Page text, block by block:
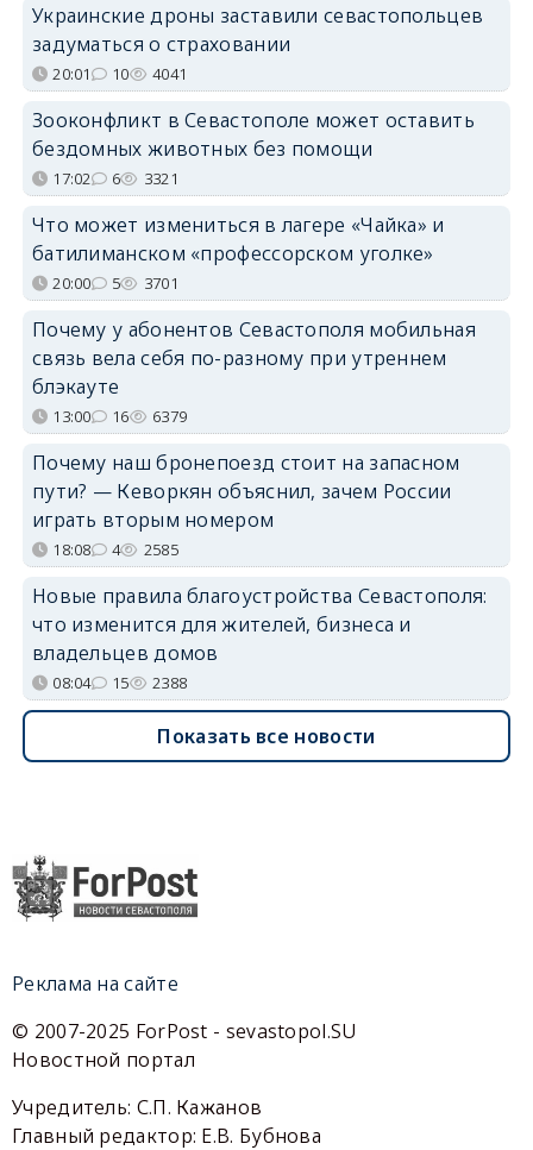
Украинские дроны заставили севастопольцев
задуматься о страховании
20:01 10 4041
Зооконфликт в Севастополе может оставить
бездомных животных без помощи
17:02 6 3321
Что может измениться в лагере «Чайка» и
батилиманском «профессорском уголке»
20:00 5 3701
Почему у абонентов Севастополя мобильная
связь вела себя по-разному при утреннем
блэкауте
13:00 16 6379
Почему наш бронепоезд стоит на запасном
пути? — Кеворкян объяснил, зачем России
играть вторым номером
18:08 4 2585
Новые правила благоустройства Севастополя:
что изменится для жителей, бизнеса и
владельцев домов
08:04 15 2388
Показать все новости
Реклама на сайте
© 2007-2025 ForPost - sevastopol.SU
Новостной портал
Учредитель: С.П. Кажанов
Главный редактор: Е.В. Бубнова